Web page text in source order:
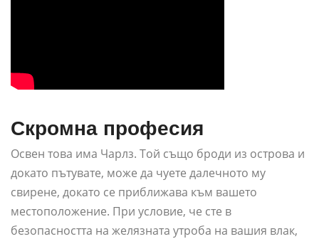
Скромна професия
Освен това има Чарлз. Той също броди из острова и
докато пътувате, може да чуете далечното му
свирене, докато се приближава към вашето
местоположение. При условие, че сте в
безопасността на желязната утроба на вашия влак,